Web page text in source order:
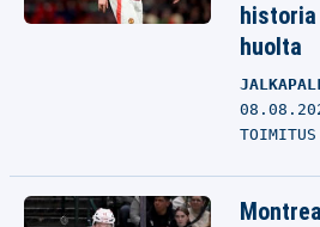
huolta
TOIMITUS